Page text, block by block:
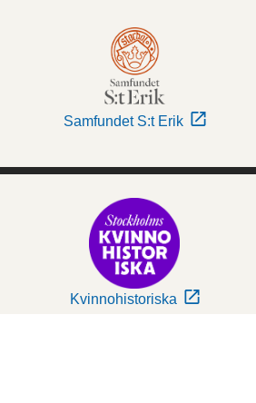
Samfundet S:t Erik
Kvinnohistoriska